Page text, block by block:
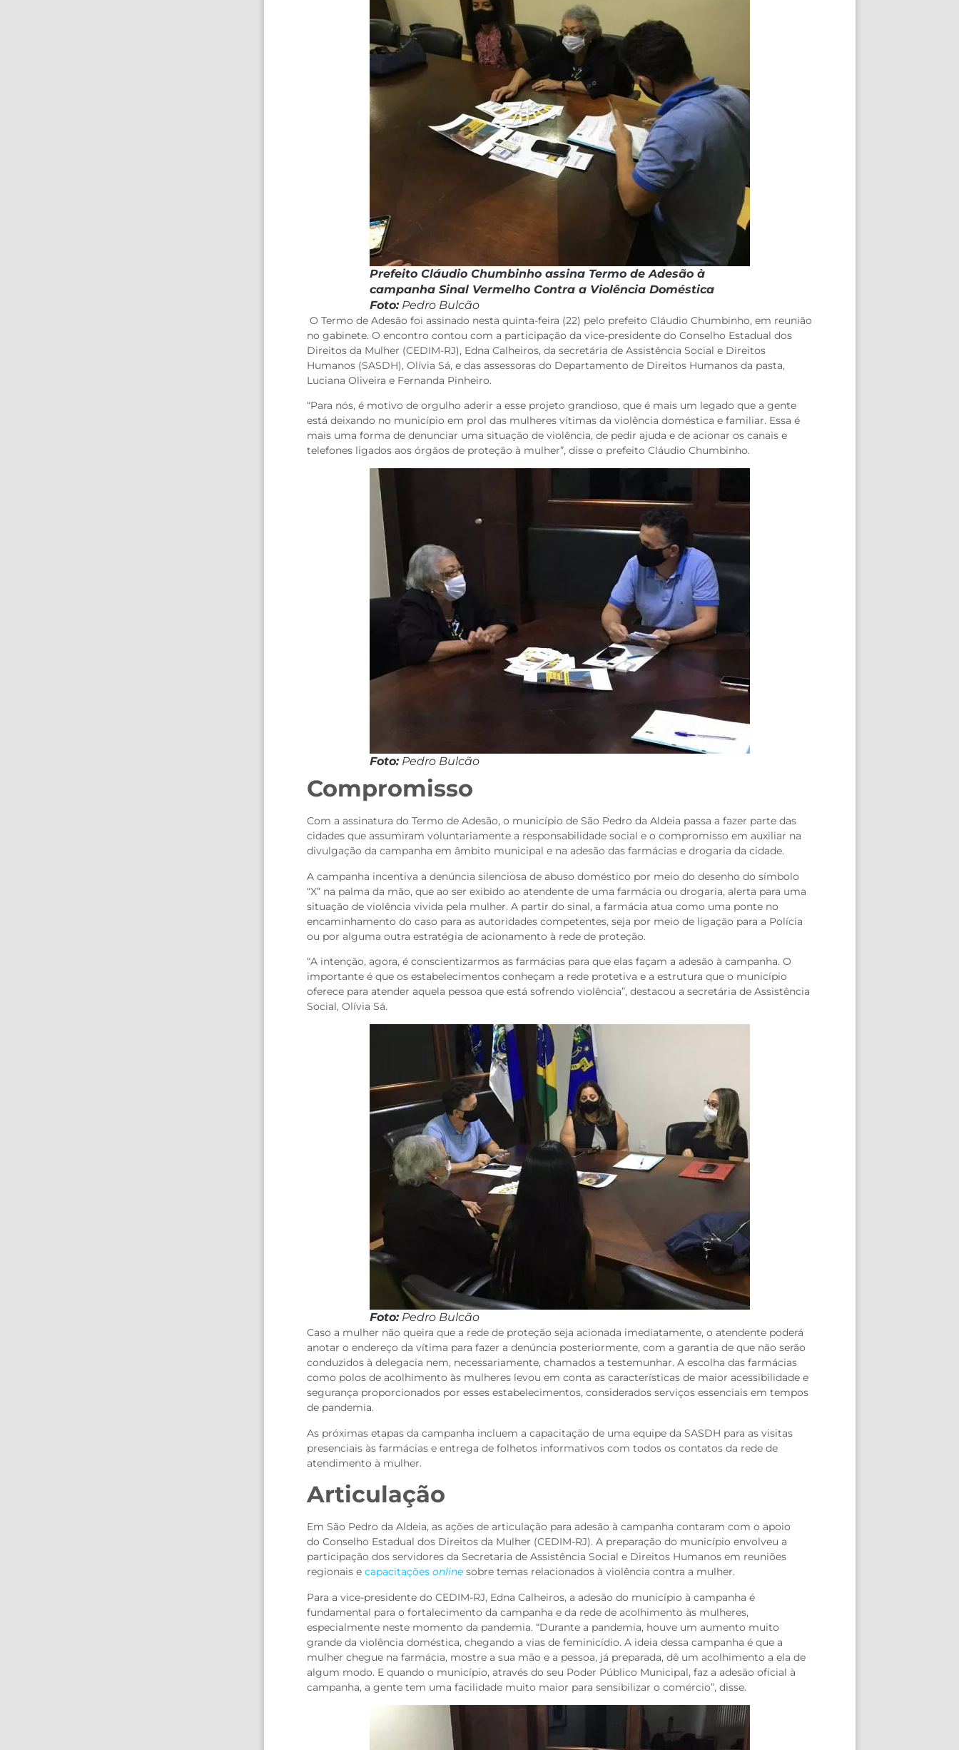
Prefeito Cláudio Chumbinho assina Termo de Adesão à
campanha Sinal Vermelho Contra a Violência Doméstica
Foto:Pedro Bulcão
O Termo de Adesão foi assinado nesta quinta-feira (22) pelo prefeito Cláudio Chumbinho, em reunião
no gabinete. O encontro contou com a participação da vice-presidente do Conselho Estadual dos
Direitos da Mulher (CEDIM-RJ), Edna Calheiros, da secretária de Assistência Social e Direitos
Humanos (SASDH), Olívia Sá, e das assessoras do Departamento de Direitos Humanos da pasta,
Luciana Oliveira e Fernanda Pinheiro.
“Para nós, é motivo de orgulho aderir a esse projeto grandioso, que é mais um legado que a gente
está deixando no município em prol das mulheres vítimas da violência doméstica e familiar. Essa é
mais uma forma de denunciar uma situação de violência, de pedir ajuda e de acionar os canais e
telefones ligados aos órgãos de proteção à mulher”, disse o prefeito Cláudio Chumbinho.
Foto:Pedro Bulcão
Compromisso
Com a assinatura do Termo de Adesão, o município de São Pedro da Aldeia passa a fazer parte das
cidades que assumiram voluntariamente a responsabilidade social e o compromisso em auxiliar na
divulgação da campanha em âmbito municipal e na adesão das farmácias e drogaria da cidade.
A campanha incentiva a denúncia silenciosa de abuso doméstico por meio do desenho do símbolo
“X” na palma da mão, que ao ser exibido ao atendente de uma farmácia ou drogaria, alerta para uma
situação de violência vivida pela mulher. A partir do sinal, a farmácia atua como uma ponte no
encaminhamento do caso para as autoridades competentes, seja por meio de ligação para a Polícia
ou por alguma outra estratégia de acionamento à rede de proteção.
“A intenção, agora, é conscientizarmos as farmácias para que elas façam a adesão à campanha. O
importante é que os estabelecimentos conheçam a rede protetiva e a estrutura que o município
oferece para atender aquela pessoa que está sofrendo violência”, destacou a secretária de Assistência
Social, Olívia Sá.
Foto:Pedro Bulcão
Caso a mulher não queira que a rede de proteção seja acionada imediatamente, o atendente poderá
anotar o endereço da vítima para fazer a denúncia posteriormente, com a garantia de que não serão
conduzidos à delegacia nem, necessariamente, chamados a testemunhar. A escolha das farmácias
como polos de acolhimento às mulheres levou em conta as características de maior acessibilidade e
segurança proporcionados por esses estabelecimentos, considerados serviços essenciais em tempos
de pandemia.
As próximas etapas da campanha incluem a capacitação de uma equipe da SASDH para as visitas
presenciais às farmácias e entrega de folhetos informativos com todos os contatos da rede de
atendimento à mulher.
Articulação
Em São Pedro da Aldeia, as ações de articulação para adesão à campanha contaram com o apoio
do Conselho Estadual dos Direitos da Mulher (CEDIM-RJ). A preparação do município envolveu a
participação dos servidores da Secretaria de Assistência Social e Direitos Humanos em reuniões
regionais ecapacitaçõesonline sobre temas relacionados à violência contra a mulher.
Para a vice-presidente do CEDIM-RJ, Edna Calheiros, a adesão do município à campanha é
fundamental para o fortalecimento da campanha e da rede de acolhimento às mulheres,
especialmente neste momento da pandemia. “Durante a pandemia, houve um aumento muito
grande da violência doméstica, chegando a vias de feminicídio. A ideia dessa campanha é que a
mulher chegue na farmácia, mostre a sua mão e a pessoa, já preparada, dê um acolhimento a ela de
algum modo. E quando o município, através do seu Poder Público Municipal, faz a adesão oficial à
campanha, a gente tem uma facilidade muito maior para sensibilizar o comércio”, disse.